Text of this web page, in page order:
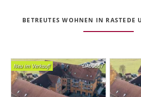
BETREUTES WOHNEN IN RASTEDE
DA00667
Neu im Verkauf!